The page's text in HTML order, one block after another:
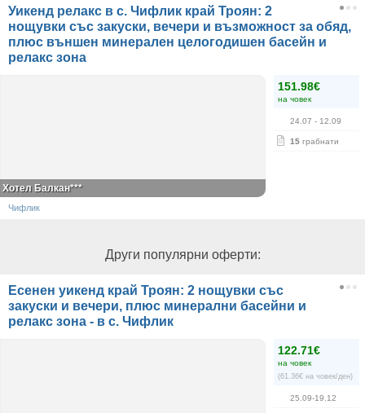
Уикенд релакс в с. Чифлик край Троян: 2
нощувки със закуски, вечери и възможност за обяд,
плюс външен минерален целогодишен басейн и
релакс зона
151.98€
на човек
24.07 - 12.09
15 грабнати
Хотел Балкан***
Чифлик
Други популярни оферти:
Есенен уикенд край Троян: 2 нощувки със
закуски и вечери, плюс минерални басейни и
релакс зона - в с. Чифлик
122.71€
на човек
(61.36€ на човек/ден)
25.09-19.12